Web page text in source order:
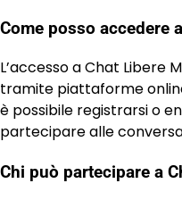
Come posso accedere
L’accesso a Chat Libere
tramite piattaforme
è possibile registrarsi o
partecipare alle
Chi può partecipare a